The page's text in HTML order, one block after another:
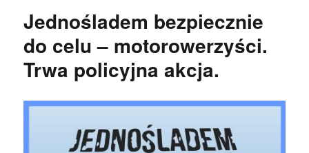
Jednośladem bezpiecznie
do celu – motorowerzyści.
Trwa policyjna akcja.